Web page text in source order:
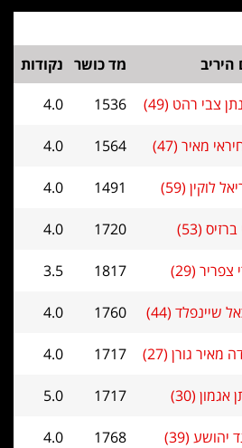
מד כושר נקודות
צבי רהט (49) 1536
4.0
מאיר (47) 1564
4.0
לוקין (59) 1491
4.0
(53)
1720
4.0
צפריר (29) 1817
3.5
שיינפלד (44) 1760
4.0
מאיר גורן (27) 1717
4.0
אגמון (30) 1717
5.0
יהושע (39) 1768
4.0